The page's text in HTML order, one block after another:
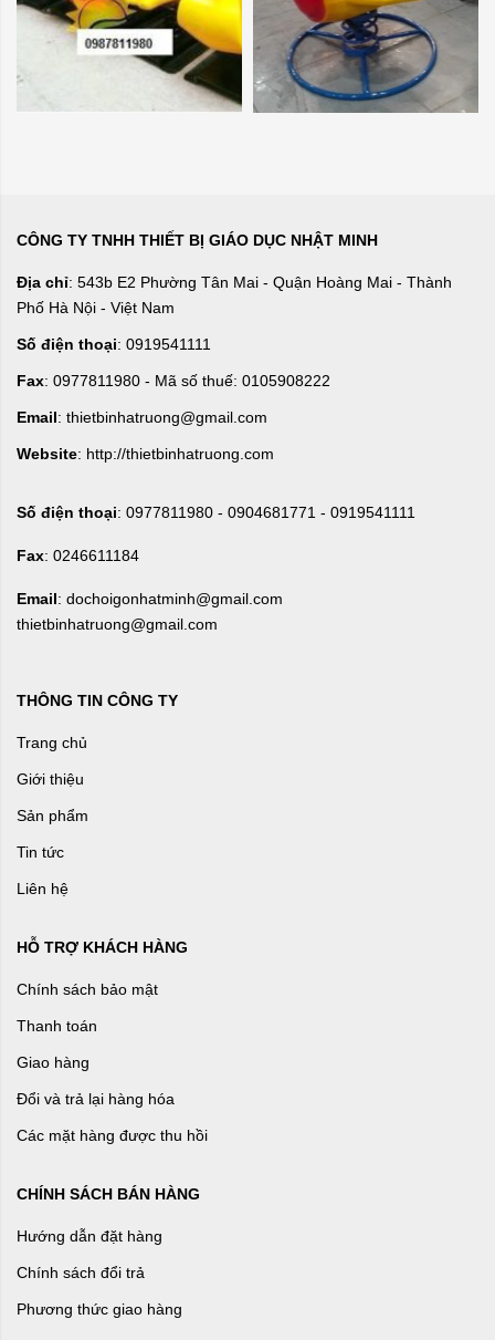
CÔNG TY TNHH THIẾT BỊ GIÁO DỤC NHẬT MINH
Địa chỉ: 543b E2 Phường Tân Mai - Quận Hoàng Mai - Thành
Phố Hà Nội - Việt Nam
Số điện thoại: 0919541111
Fax: 0977811980 - Mã số thuế: 0105908222
Email: thietbinhatruong@gmail.com
Website: http://thietbinhatruong.com
Số điện thoại: 0977811980 - 0904681771 - 0919541111
Fax: 0246611184
Email: dochoigonhatminh@gmail.com
thietbinhatruong@gmail.com
THÔNG TIN CÔNG TY
Trang chủ
Giới thiệu
Sản phẩm
Tin tức
Liên hệ
HỖ TRỢ KHÁCH HÀNG
Chính sách bảo mật
Thanh toán
Giao hàng
Đổi và trả lại hàng hóa
Các mặt hàng được thu hồi
CHÍNH SÁCH BÁN HÀNG
Hướng dẫn đặt hàng
Chính sách đổi trả
Phương thức giao hàng